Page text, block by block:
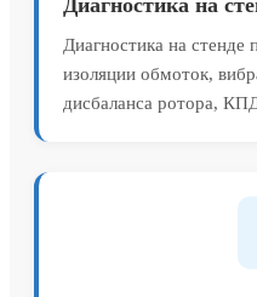
Диагностика на
Диагностика на стенде
изоляции обмоток,
дисбаланса ротора,